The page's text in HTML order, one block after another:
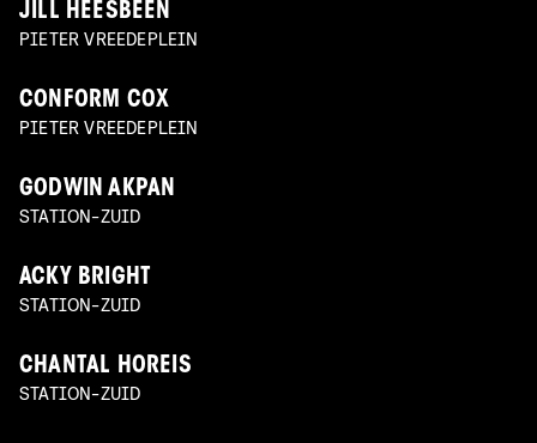
JILL HEESBEEN
PIETER VREEDEPLEIN
CONFORM COX
PIETER VREEDEPLEIN
GODWIN AKPAN
STATION-ZUID
ACKY BRIGHT
STATION-ZUID
CHANTAL HOREIS
STATION-ZUID